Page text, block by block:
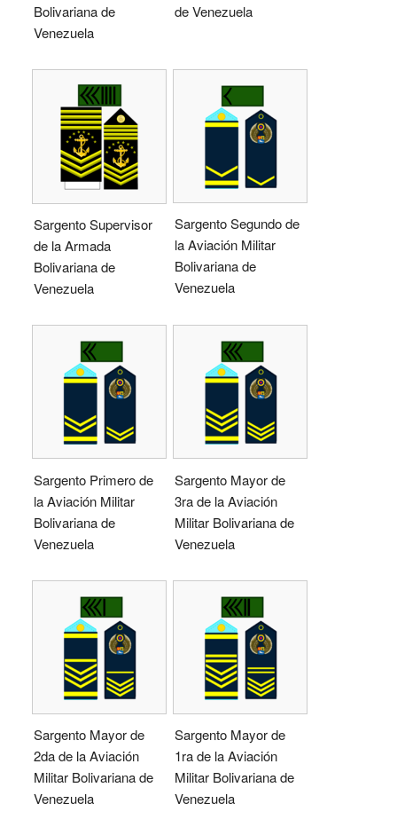
Bolivariana de
Venezuela
de Venezuela
Sargento Supervisor
de la Armada
Bolivariana de
Venezuela
Sargento Segundo de
la Aviación Militar
Bolivariana de
Venezuela
Sargento Primero de
la Aviación Militar
Bolivariana de
Venezuela
Sargento Mayor de
3ra de la Aviación
Militar Bolivariana de
Venezuela
Sargento Mayor de
2da de la Aviación
Militar Bolivariana de
Venezuela
Sargento Mayor de
1ra de la Aviación
Militar Bolivariana de
Venezuela